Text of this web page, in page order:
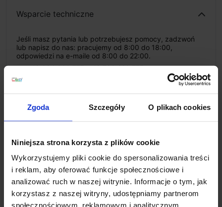
Zgoda Szczegóły O plikach cookies
Niniejsza strona korzysta z plików cookie
Wykorzystujemy pliki cookie do spersonalizowania treści
i reklam, aby oferować funkcje społecznościowe i
analizować ruch w naszej witrynie. Informacje o tym, jak
korzystasz z naszej witryny, udostępniamy partnerom
społecznościowym, reklamowym i analitycznym.
Wsparcie techniczne
Jeśli masz pytania lub potrzebujesz pomocy, zadzwoń
lub napisz do nas: pracujemy od 8:00 do 18:00,
odpowiedzi na e-maile od 8:00 do 22:00.
+48 694 000 777,+48 799 220 777
email
Metody płatności
Koszt dostawy
Zapytaj o produkt